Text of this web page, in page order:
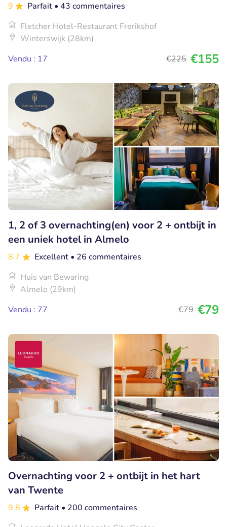
9 Parfait • 43 commentaires
Fletcher Hotel-Restaurant Frerikshof
Winterswijk (28km)
Vendu : 17
€225 €155
1, 2 of 3 overnachting(en) voor 2 + ontbijt in
een uniek hotel in Almelo
8.7 Excellent • 26 commentaires
Huis van Bewaring
Almelo (29km)
Vendu : 77
€79 €79
Overnachting voor 2 + ontbijt in het hart
van Twente
9.8 Parfait • 200 commentaires